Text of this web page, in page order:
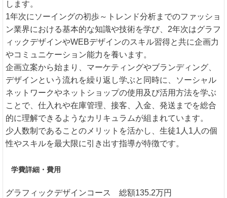
します。
1年次にソーイングの初歩～トレンド分析までのファッショ
ン業界における基本的な知識や技術を学び、2年次はグラフ
ィックデザインやWEBデザインのスキル習得と共に企画力
やコミュニケーション能力を養います。
企画立案から始まり、マーケティングやブランディング、
デザインという流れを繰り返し学ぶと同時に、ソーシャル
ネットワークやネットショップの使用及び活用方法を学ぶ
ことで、仕入れや在庫管理、接客、入金、発送までを総合
的に理解できるようなカリキュラムが組まれています。
少人数制であることのメリットを活かし、生徒1人1人の個
性やスキルを最大限に引き出す指導が特徴です。
学費詳細・費用
グラフィックデザインコース 総額135.2万円